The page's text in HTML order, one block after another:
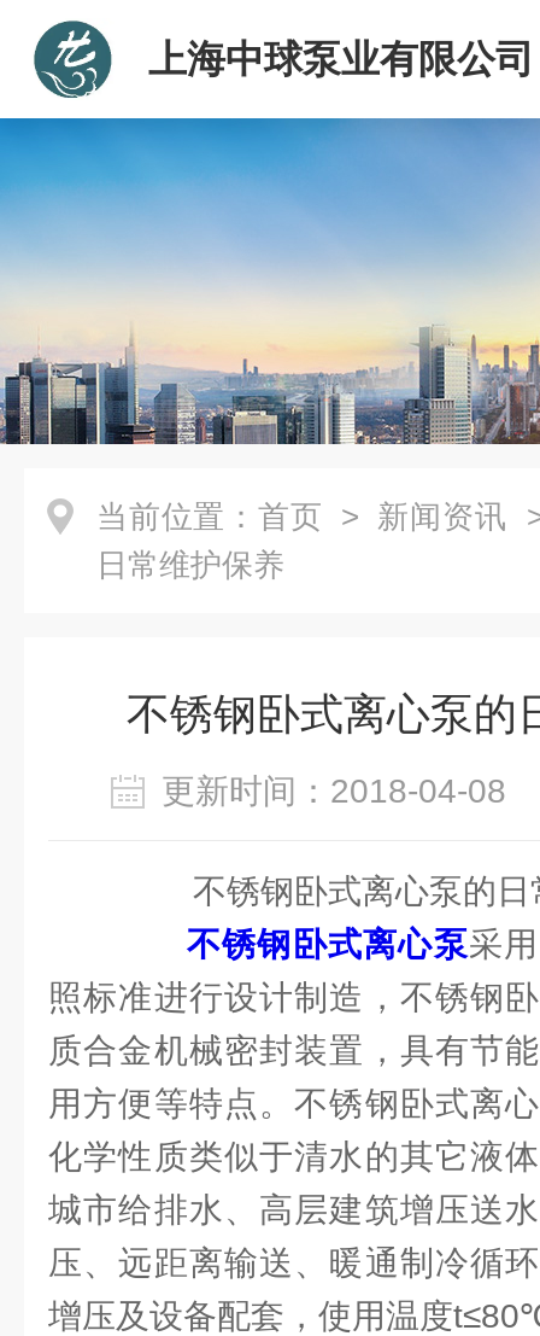
上海中球泵业有限公司
当前位置： 首页 > 新闻资讯
日常维护保养
不锈钢卧式离心泵的
更新时间：2018-04-
不锈钢卧式离心泵的日
不锈钢卧式离心泵采
照标准进行设计制造，不锈钢
质合金机械密封装置，具有节
用方便等特点。不锈钢卧式离
化学性质类似于清水的其它液
城市给排水、高层建筑增压送
压、远距离输送、暖通制冷循
增压及设备配套，使用温度